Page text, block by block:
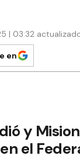
| 03:32
en
y
el